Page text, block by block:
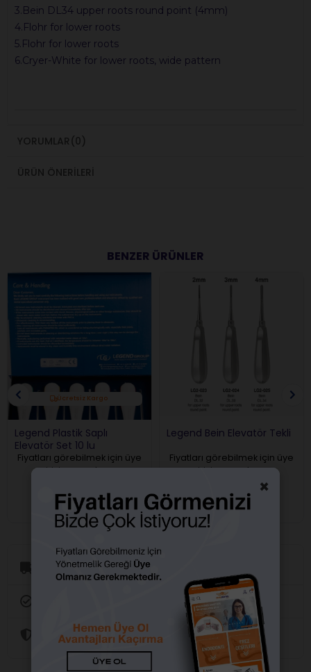
3.Bein DL34 upper roots round point (4mm)
4.Flohr for lower roots
5.Flohr for lower roots
6.Cryer-White for lower roots, wide pattern
YORUMLAR (0)
ÜRÜN ÖNERILERI
BENZER ÜRÜNLER
Ücretsiz Kargo
Legend Plastik Saplı
Elevatör Set 10 lu
Fiyatları görebilmek için üye
girişi yapmalısınız.
Legend Bein Elevatör Tekli
Fiyatları görebilmek için üye
girişi yapmalısınız.
Aynı Gün Kargo
Güvenli Alışveriş
×